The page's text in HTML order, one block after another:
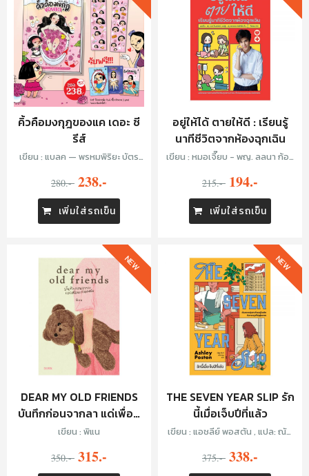
คิ้วคือมงกุฎของแค เดอะ ซี
รีส์
เขียน : แบลค — พรหมพิริยะ บัตร
280.- 238.-
เพิ่มใส่รถเข็น
อยู่ให้ได้ ตายให้ดี : เรียนรู้
นาทีชีวิตจากห้องฉุกเฉิน
เขียน : หมอเจี๊ยบ - พญ. ลลนา ก้อง
อร เฉลิมดำริชัย
215.- 194.-
เพิ่มใส่รถเข็น
DEAR MY OLD FRIENDS
บันทึกก่อนจากลา แด่เพื่อน
เก่าของฉัน
เขียน : พิแน
350.- 315.-
NEW
THE SEVEN YEAR SLIP รัก
นี้เมื่อเจ็บปีที่แล้ว
เขียน : แอชลีย์ พอสตัน , แปล: ณัฐ
375.- 338.-
NEW